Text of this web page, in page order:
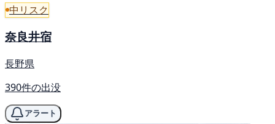
中リスク
奈良井宿
長野県
390件の出没
アラート